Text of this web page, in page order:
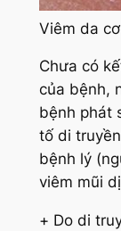
Viêm da
Chưa có
của bệnh,
bệnh phát
tố di
bệnh lý
viêm mũi
+ Do di